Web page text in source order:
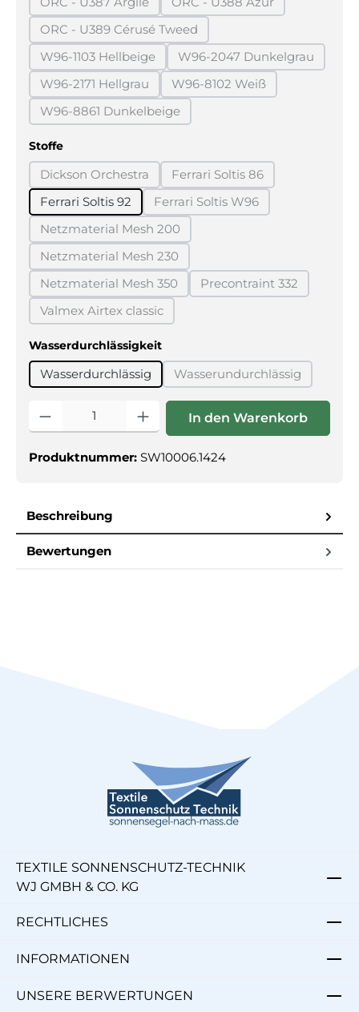
(Diese Option ist zurzeit nicht verfügbar.)
(Diese Option ist zurzeit
ORC - U389 Cérusé Tweed
(Diese Option ist zurzeit nicht verfügbar.)
W96-1103 Hellbeige
(Diese Option ist zurzeit nicht verfügbar.)
W96-2047 Dunkelgrau
(Diese Option ist
W96-2171 Hellgrau
(Diese Option ist zurzeit nicht verfügbar.)
W96-8102 Weiß
(Diese Option ist zurzeit
W96-8861 Dunkelbeige
(Diese Option ist zurzeit nicht verfügbar.)
Stoffeauswählen
Dickson Orchestra
(Diese Option ist zurzeit nicht verfügbar.)
Ferrari Soltis 86
(Diese Option ist zurzeit
Ferrari Soltis 92 Ferrari Soltis W96
(Diese Option ist zurzeit
Netzmaterial Mesh 200
(Diese Option ist zurzeit nicht verfügbar.)
Netzmaterial Mesh 230
(Diese Option ist zurzeit nicht verfügbar.)
Netzmaterial Mesh 350
(Diese Option ist zurzeit nicht verfügbar.)
Precontraint 332
(Diese Option ist
Valmex Airtex classic
(Diese Option ist zurzeit nicht verfügbar.)
Wasserdurchlässigkeitauswählen
Wasserdurchlässig Wasserundurchlässig
(Diese Option ist
Produkt Anzahl: Gib den gewünschten Wert ein oder
In den Warenkorb
Produktnummer: SW10006.1424
Beschreibung
Bewertungen
TEXTILE SONNENSCHUTZ-TECHNIK
WJ GMBH & CO. KG
RECHTLICHES
INFORMATIONEN
UNSERE BERWERTUNGEN